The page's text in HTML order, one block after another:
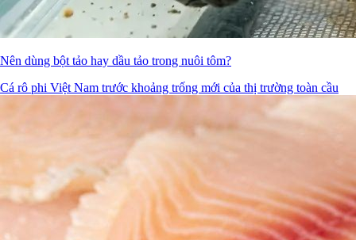
Nên dùng bột tảo hay dầu tảo trong nuôi tôm?
Cá rô phi Việt Nam trước khoảng trống mới của thị trường toàn cầu